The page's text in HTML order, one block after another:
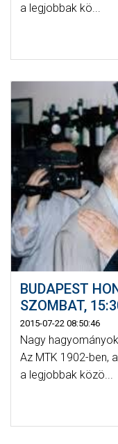
a legjobbak kö...
BUDAPEST
SZOMBAT,
2015-07-22 08:50:46
Nagy
Az MTK 1902-ben,
a legjobbak közö...